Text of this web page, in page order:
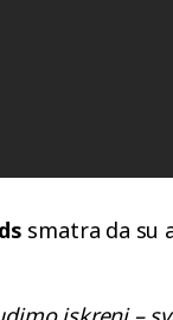
smatra da su